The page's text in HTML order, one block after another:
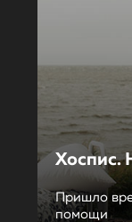
Хоспис.
Пришло
помощи